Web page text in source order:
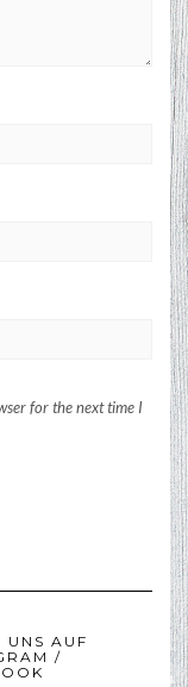
for the next time I
UNS AUF
/